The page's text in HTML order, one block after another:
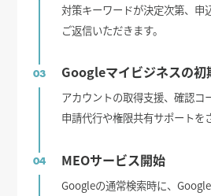
対策キーワードが決定次第、申
ご返信いただきます。
03 Googleマイビジネスの初
アカウントの取得支援、確認コ
申請代行や権限共有サポートを
04 MEOサービス開始
Googleの通常検索時に、